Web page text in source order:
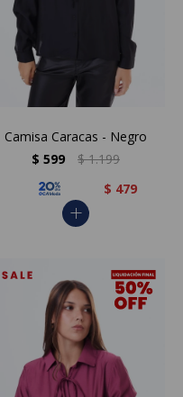
Camisa Caracas - Negro
$ 599 $ 1.199
$ 479
add